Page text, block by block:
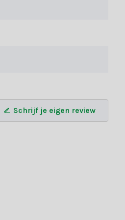
Schrijf je eigen review